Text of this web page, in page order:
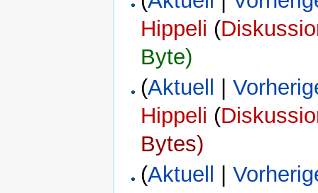
Hippeli (
Byte)
(Aktuell |
Hippeli (
Bytes)
(Aktuell |